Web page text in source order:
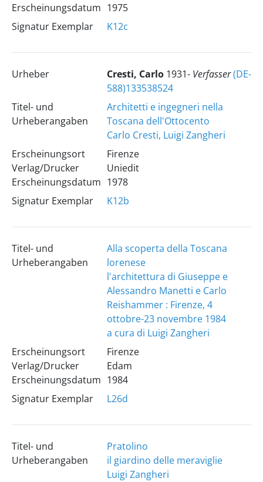
Erscheinungsdatum 1975
Signatur Exemplar
K12c
Urheber Cresti, Carlo 1931- Verfasser(DE-
588)133538524
Titel- und
Urheberangaben
Architetti e ingegneri nella
Toscana dell'Ottocento
Carlo Cresti, Luigi Zangheri
Erscheinungsort
Verlag/Drucker
Erscheinungsdatum
Firenze
Uniedit
1978
Signatur Exemplar
K12b
Titel- und
Urheberangaben
Alla scoperta della Toscana
lorenese
l'architettura di Giuseppe e
Alessandro Manetti e Carlo
Reishammer : Firenze, 4
ottobre-23 novembre 1984
a cura di Luigi Zangheri
Erscheinungsort
Verlag/Drucker
Erscheinungsdatum
Firenze
Edam
1984
Signatur Exemplar
L26d
Titel- und
Urheberangaben
Pratolino
il giardino delle meraviglie
Luigi Zangheri